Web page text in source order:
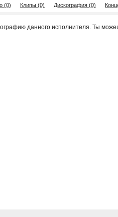
(0) Клипы (0) Дискография (0)
данного исполнителя. Ты